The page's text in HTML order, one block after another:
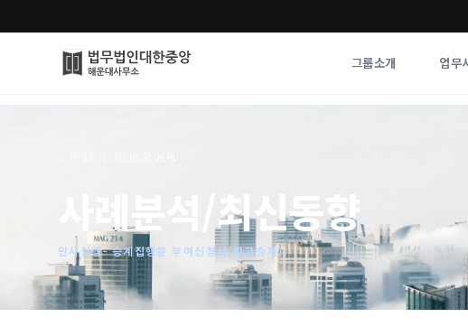
그룹소개 업무
사례분석/최신동향
법률정보
법률지식인
고객후기
사례분석/최신동향
민사집행- 승계집행문 부여신청서(피고승계)